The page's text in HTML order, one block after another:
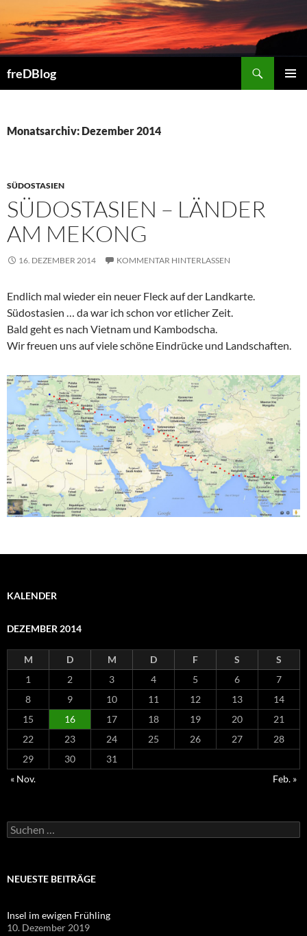
Inhalt
springen
freDBlog
Monatsarchiv: Dezember 2014
SÜDOSTASIEN
SÜDOSTASIEN – LÄNDER
AM MEKONG
16. DEZEMBER 2014 KOMMENTAR HINTERLASSEN
Endlich mal wieder ein neuer Fleck auf der Landkarte.
Südostasien … da war ich schon vor etlicher Zeit.
Bald geht es nach Vietnam und Kambodscha.
Wir freuen uns auf viele schöne Eindrücke und Landschaften.
KALENDER
DEZEMBER 2014
M D M D F S
S
1
2 3 4 5 6
7
8
9 10 11 12 13
14
15
16 17 18 19 20
21
22
23 24 25 26 27
28
29
30
31
« Nov.
Feb. »
Suchen
nach:
NEUESTE BEITRÄGE
Insel im ewigen Frühling
10. Dezember 2019